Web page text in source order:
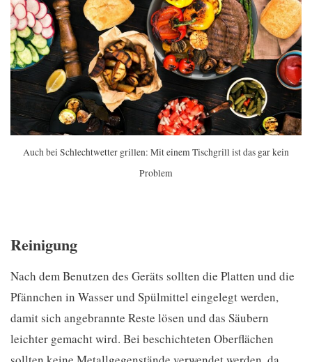
Auch bei Schlechtwetter grillen: Mit einem Tischgrill ist das gar kein
Problem
Reinigung
Nach dem Benutzen des Geräts sollten die Platten und die
Pfännchen in Wasser und Spülmittel eingelegt werden,
damit sich angebrannte Reste lösen und das Säubern
leichter gemacht wird. Bei beschichteten Oberflächen